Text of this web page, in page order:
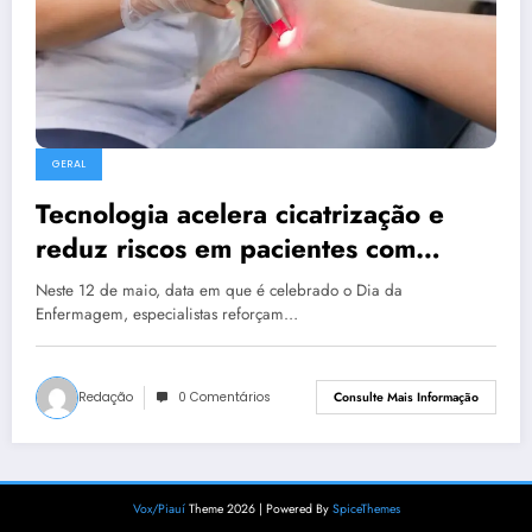
GERAL
Tecnologia acelera cicatrização e
reduz riscos em pacientes com
diabetes
Neste 12 de maio, data em que é celebrado o Dia da
Enfermagem, especialistas reforçam…
Redação 0 Comentários Consulte Mais Informação
Vox/Piauí Theme 2026 | Powered By SpiceThemes